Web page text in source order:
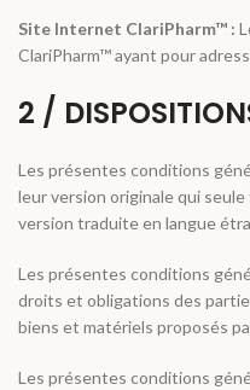
Site Internet ClariPharm™ :
ClariPharm™ ayant pour
2 /
Les présentes conditions
leur version originale qui
version traduite en langue
Les présentes conditions
droits et obligations des
biens et matériels proposés
Les présentes conditions